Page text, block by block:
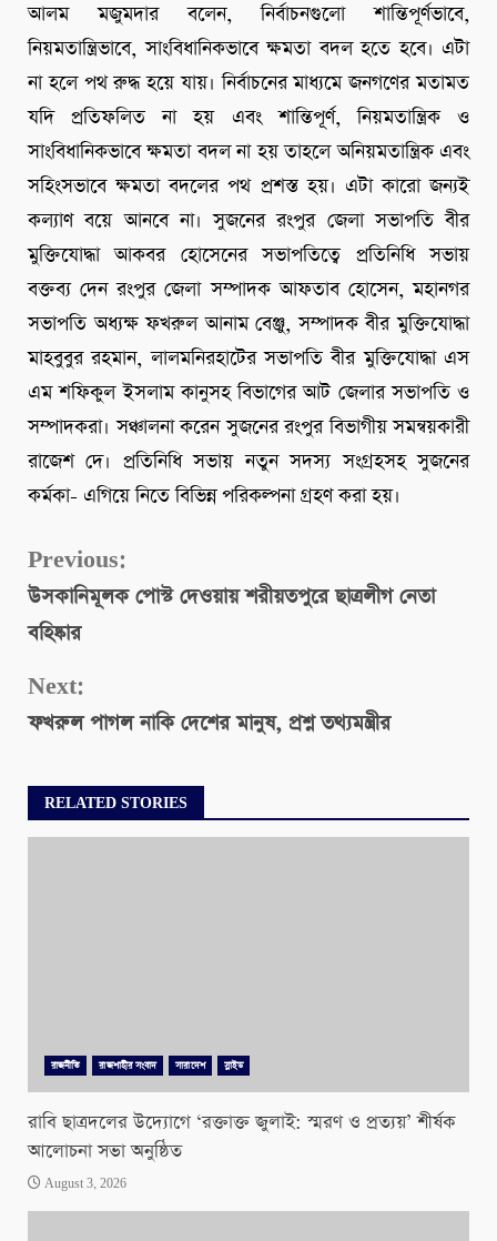
আলম মজুমদার বলেন, নির্বাচনগুলো শান্তিপূর্ণভাবে,
নিয়মতান্ত্রিভাবে, সাংবিধানিকভাবে ক্ষমতা বদল হতে হবে। এটা
না হলে পথ রুদ্ধ হয়ে যায়। নির্বাচনের মাধ্যমে জনগণের মতামত
যদি প্রতিফলিত না হয় এবং শান্তিপূর্ণ, নিয়মতান্ত্রিক ও
সাংবিধানিকভাবে ক্ষমতা বদল না হয় তাহলে অনিয়মতান্ত্রিক এবং
সহিংসভাবে ক্ষমতা বদলের পথ প্রশস্ত হয়। এটা কারো জন্যই
কল্যাণ বয়ে আনবে না। সুজনের রংপুর জেলা সভাপতি বীর
মুক্তিযোদ্ধা আকবর হোসেনের সভাপতিত্বে প্রতিনিধি সভায়
বক্তব্য দেন রংপুর জেলা সম্পাদক আফতাব হোসেন, মহানগর
সভাপতি অধ্যক্ষ ফখরুল আনাম বেঞ্জু, সম্পাদক বীর মুক্তিযোদ্ধা
মাহবুবুর রহমান, লালমনিরহাটের সভাপতি বীর মুক্তিযোদ্ধা এস
এম শফিকুল ইসলাম কানুসহ বিভাগের আট জেলার সভাপতি ও
সম্পাদকরা। সঞ্চালনা করেন সুজনের রংপুর বিভাগীয় সমন্বয়কারী
রাজেশ দে। প্রতিনিধি সভায় নতুন সদস্য সংগ্রহসহ সুজনের
কর্মকা- এগিয়ে নিতে বিভিন্ন পরিকল্পনা গ্রহণ করা হয়।
Continue
Reading
Previous:
উসকানিমূলক পোস্ট দেওয়ায় শরীয়তপুরে ছাত্রলীগ নেতা
বহিষ্কার
Next:
ফখরুল পাগল নাকি দেশের মানুষ, প্রশ্ন তথ্যমন্ত্রীর
RELATED STORIES
রাজনীতি রাজশাহীর সংবাদ সারাদেশ স্লাইড
রাবি ছাত্রদলের উদ্যোগে ‘রক্তাক্ত জুলাই: স্মরণ ও প্রত্যয়’ শীর্ষক
আলোচনা সভা অনুষ্ঠিত
August 3, 2026